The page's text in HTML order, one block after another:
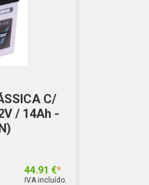
C/
/ 14Ah -
44.91 €*
IVA incluído.